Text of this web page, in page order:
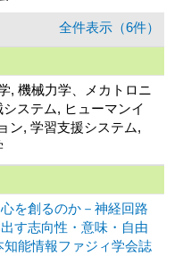
全件表示（6件）
, 機械力学、メカトロニ
ステム, ヒューマンイ
ン, 学習支援システム,
心を創るのか－神経回路
す志向性・意味・自由
能情報ファジィ学会誌